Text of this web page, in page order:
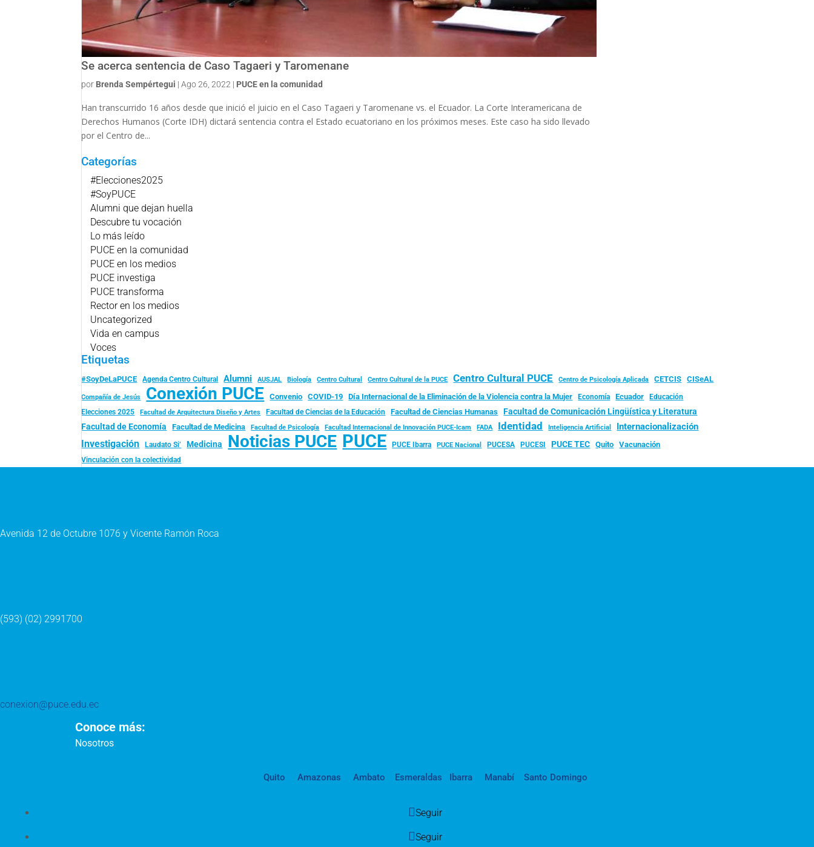
Se acerca sentencia de Caso Tagaeri y Taromenane
por Brenda Sempértegui |Ago 26, 2022 | PUCE en la comunidad
Han transcurrido 16 años desde que inició el juicio en el Caso Tagaeri y Taromenane vs. el Ecuador. La Corte Interamericana de
Derechos Humanos (Corte IDH) dictará sentencia contra el Estado ecuatoriano en los próximos meses. Este caso ha sido llevado
por el Centro de...
Categorías
#Elecciones2025
#SoyPUCE
Alumni que dejan huella
Descubre tu vocación
Lo más leído
PUCE en la comunidad
PUCE en los medios
PUCE investiga
PUCE transforma
Rector en los medios
Uncategorized
Vida en campus
Voces
Etiquetas
#SoyDeLaPUCE Agenda Centro Cultural Alumni AUSJAL Biología Centro Cultural Centro Cultural de la PUCE Centro Cultural PUCE Centro de Psicología Aplicada CETCIS CISeAL
Compañía de Jesús Conexión PUCE Convenio COVID-19 Día Internacional de la Eliminación de la Violencia contra la Mujer Economía Ecuador
Educación
Elecciones 2025
Facultad de Arquitectura Diseño y Artes Facultad de Ciencias de la Educación Facultad de Ciencias Humanas Facultad de Comunicación Lingüística y Literatura
Facultad de Economía Facultad de Medicina Facultad de Psicología Facultad Internacional de Innovación PUCE-Icam FADA Identidad Inteligencia Artificial Internacionalización
Investigación Laudato Si’ Medicina Noticias PUCE PUCE PUCE Ibarra PUCE Nacional PUCESA PUCESI PUCE TEC Quito Vacunación
Vinculación con la colectividad
Avenida 12 de Octubre 1076 y Vicente Ramón Roca
(593) (02) 2991700
conexion@puce.edu.ec
Conoce más:
Nosotros
Quito Amazonas Ambato Esmeraldas Ibarra Manabí Santo Domingo
Seguir
Seguir